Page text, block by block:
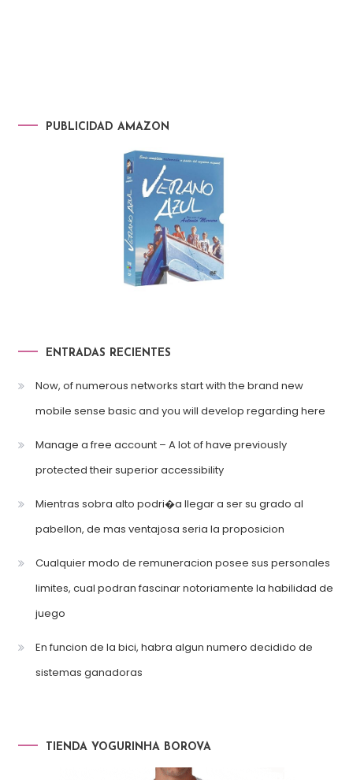
PUBLICIDAD AMAZON
ENTRADAS RECIENTES
Now, of numerous networks start with the brand new
mobile sense basic and you will develop regarding here
Manage a free account – A lot of have previously
protected their superior accessibility
Mientras sobra alto podri�a llegar a ser su grado al
pabellon, de mas ventajosa seria la proposicion
Cualquier modo de remuneracion posee sus personales
limites, cual podran fascinar notoriamente la habilidad de
juego
En funcion de la bici, habra algun numero decidido de
sistemas ganadoras
TIENDA YOGURINHA BOROVA